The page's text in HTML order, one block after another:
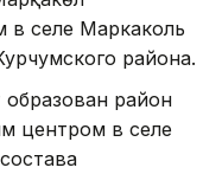
селе Маркаколь
района.
образован район
центром в селе